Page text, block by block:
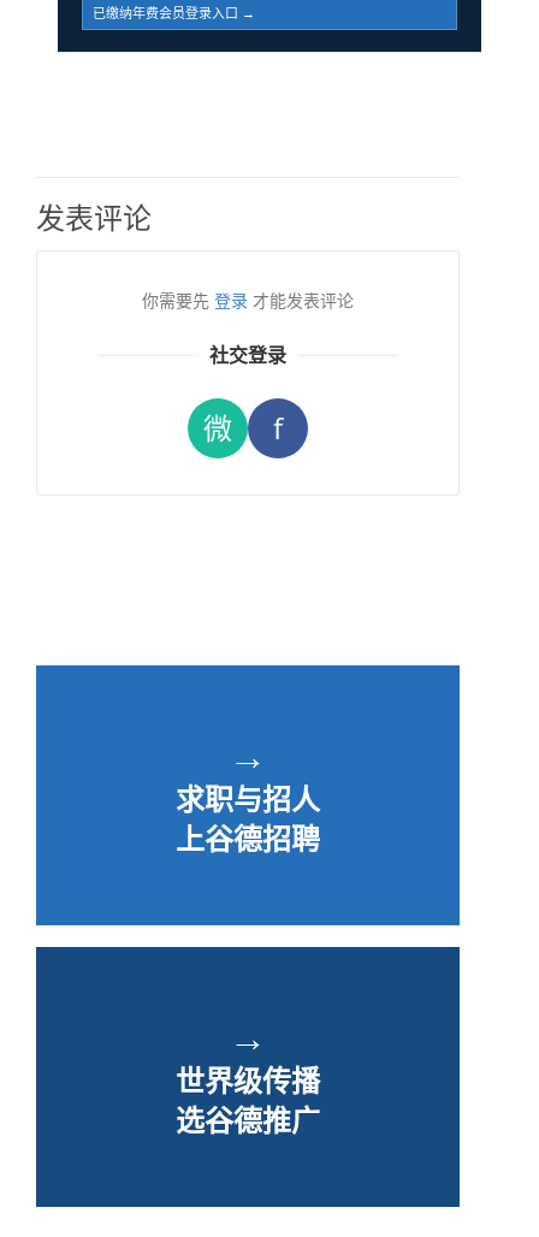
已缴纳年费会员登录入口 →
发表评论
你需要先 登录 才能发表评论
社交登录
微 f
→
求职与招人
上谷德招聘
→
世界级传播
选谷德推广